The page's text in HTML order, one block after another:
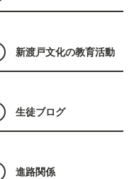
新渡戸文化の教育活動
生徒ブログ
進路関係